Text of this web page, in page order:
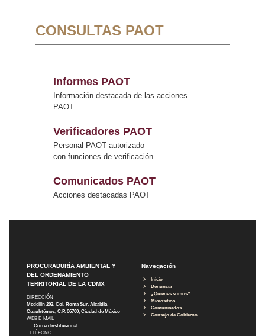
CONSULTAS PAOT
Informes PAOT
Información destacada de las acciones
PAOT
Verificadores PAOT
Personal PAOT autorizado
con funciones de verificación
Comunicados PAOT
Acciones destacadas PAOT
PROCURADURÍA AMBIENTAL Y
DEL ORDENAMIENTO
TERRITORIAL DE LA CDMX
DIRECCIÓN
Medellín 202, Col. Roma Sur, Alcaldía
Cuauhtémoc, C.P. 06700, Ciudad de México
WEB E-MAIL
Correo Institucional
TELÉFONO
Navegación
Inicio
Denuncia
¿Quiénes somos?
Micrositios
Comunicados
Consejo de Gobierno